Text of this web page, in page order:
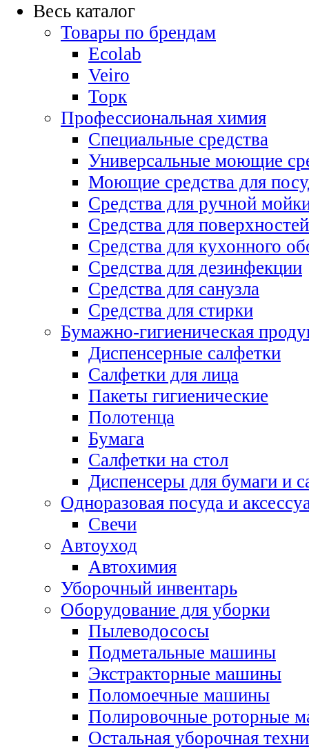
Весь каталог
Товары по брендам
Ecolab
Veiro
Торк
Профессиональная химия
Специальные средства
Универсальные моющие
Моющие средства для
Средства для ручной
Средства для поверхностей
Средства для кухонного
Средства для дезинфекции
Средства для санузла
Средства для стирки
Бумажно-гигиеническая
Диспенсерные салфетки
Салфетки для лица
Пакеты гигиенические
Полотенца
Бумага
Салфетки на стол
Диспенсеры для бумаги и
Одноразовая посуда и
Свечи
Автоуход
Автохимия
Уборочный инвентарь
Оборудование для уборки
Пылеводососы
Подметальные машины
Экстракторные машины
Поломоечные машины
Полировочные роторные
Остальная уборочная